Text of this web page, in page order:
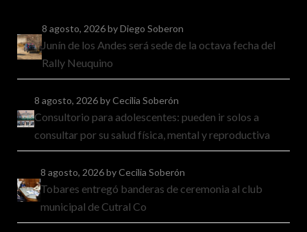
8 agosto, 2026by Diego Soberon
Junín de los Andes será sede de la octava fecha del
Rally Neuquino
8 agosto, 2026by Cecilia Soberón
Consultorio para adolescentes: pueden ir solos a
consultar por su salud física, mental y reproductiva
8 agosto, 2026by Cecilia Soberón
Tobares entregó banderas de ceremonia al club
municipal de Cutral Co